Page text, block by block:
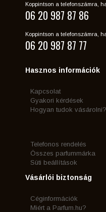
Koppintson a telefonszámra,
06 20 987 87 86
Koppintson a telefonszámra,
06 20 987 87 77
Hasznos információk
Kapcsolat
Gyakori kérdések
Hogyan tudok vásárolni?
Telefonos rendelés
Összes parfummárka
Süti beállítások
Vásárlói biztonság
Céginformációk
Miért a Parfum.hu?